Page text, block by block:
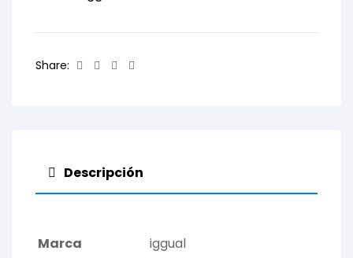
Share: Facebook
TwitterLinkedin
Descripción
Marca
iggual